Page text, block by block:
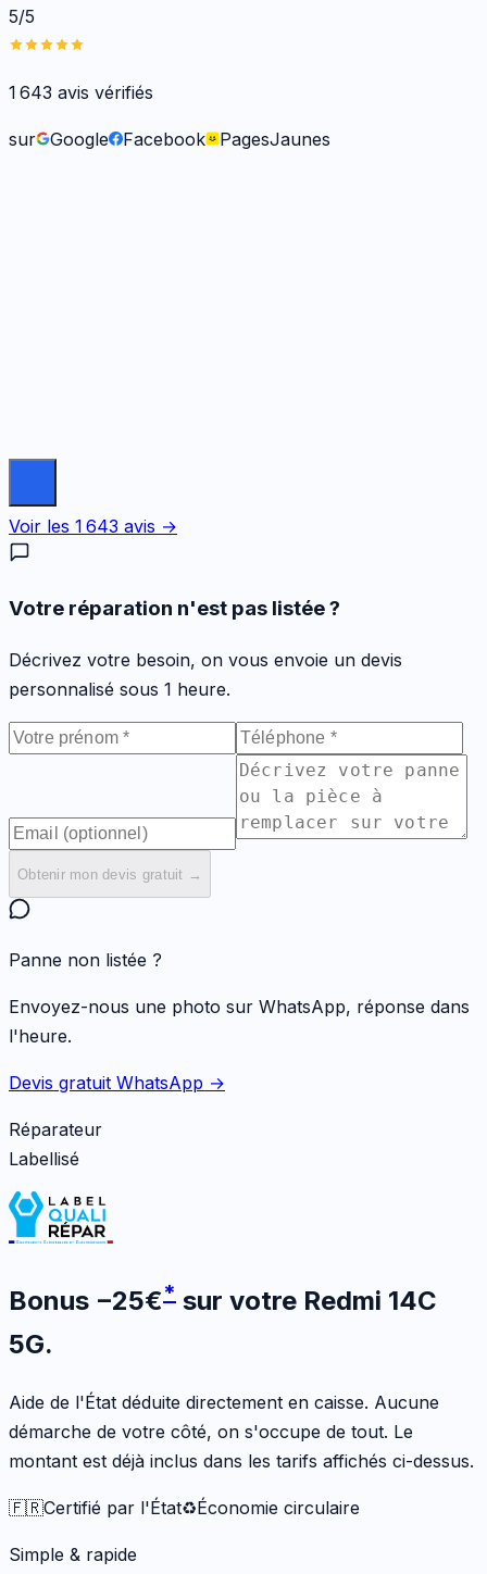
5/5
1 643 avis vérifiés
sur Google Facebook PagesJaunes
Voir les 1 643 avis →
Votre réparation n'est pas listée ?
Décrivez votre besoin, on vous envoie un devis
personnalisé sous 1 heure.
Obtenir mon devis gratuit →
Panne non listée ?
Envoyez-nous une photo sur WhatsApp, réponse dans
l'heure.
Devis gratuit WhatsApp →
Réparateur
Labellisé
Bonus −25€* sur votre Redmi 14C
5G.
Aide de l'État déduite directement en caisse. Aucune
démarche de votre côté, on s'occupe de tout. Le
montant est déjà inclus dans les tarifs affichés ci-dessus.
🇫🇷Certifié par l'État♻️Économie circulaire
Simple & rapide